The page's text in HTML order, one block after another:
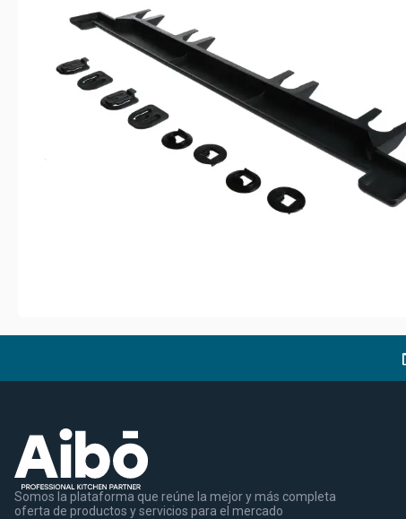
Somos la plataforma que reúne la mejor y más completa
oferta de productos y servicios para el mercado